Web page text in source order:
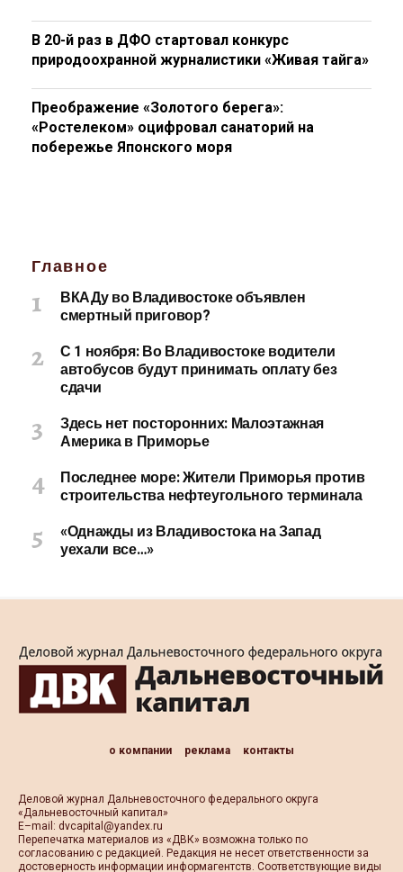
В 20-й раз в ДФО стартовал конкурс
природоохранной журналистики «Живая тайга»
Преображение «Золотого берега»:
«Ростелеком» оцифровал санаторий на
побережье Японского моря
Главное
ВКАДу во Владивостоке объявлен
смертный приговор?
С 1 ноября: Во Владивостоке водители
автобусов будут принимать оплату без
сдачи
Здесь нет посторонних: Малоэтажная
Америка в Приморье
Последнее море: Жители Приморья против
строительства нефтеугольного терминала
«Однажды из Владивостока на Запад
уехали все…»
о компании реклама контакты
Деловой журнал Дальневосточного федерального округа
«Дальневосточный капитал»
Е–mail: dvcapital@yandex.ru
Перепечатка материалов из «ДВК» возможна только по
согласованию с редакцией. Редакция не несет ответственности за
достоверность информации информагентств. Соответствующие виды